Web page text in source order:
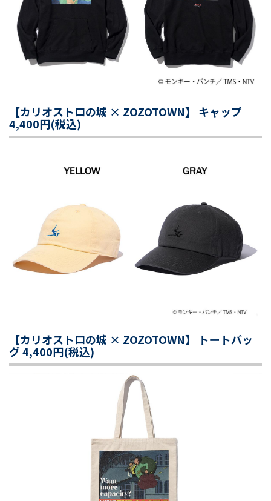
【カリオストロの城 × ZOZOTOWN】 キャップ
4,400円(税込)
【カリオストロの城 × ZOZOTOWN】 トートバッ
グ 4,400円(税込)